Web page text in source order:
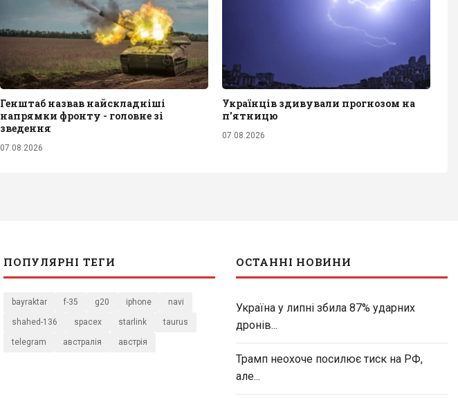
Генштаб назвав найскладніші
напрямки фронту - головне зі
зведення
07.08.2026
Українців здивували прогнозом на
п'ятницю
07.08.2026
ПОПУЛЯРНІ ТЕГИ
bayraktar f-35 g20 iphone navi
shahed-136 spacex starlink taurus
telegram австралія австрія
ОСТАННІ НОВИНИ
Україна у липні збила 87% ударних
дронів...
Трамп неохоче посилює тиск на РФ,
але...